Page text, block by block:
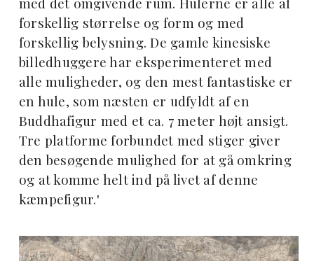
forskellig størrelse og form og med
forskellig belysning. De gamle kinesiske
billedhuggere har eksperimenteret med
alle muligheder, og den mest fantastiske er
en hule, som næsten er udfyldt af en
Buddhafigur med et ca. 7 meter højt ansigt.
Tre platforme forbundet med stiger giver
den besøgende mulighed for at gå omkring
og at komme helt ind på livet af denne
kæmpefigur.'